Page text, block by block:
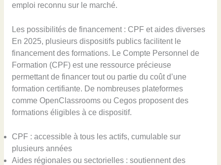
emploi reconnu sur le marché.
Les possibilités de financement : CPF et aides diverses
En 2025, plusieurs dispositifs publics facilitent le
financement des formations. Le Compte Personnel de
Formation (CPF) est une ressource précieuse
permettant de financer tout ou partie du coût d’une
formation certifiante. De nombreuses plateformes
comme OpenClassrooms ou Cegos proposent des
formations éligibles à ce dispositif.
CPF : accessible à tous les actifs, cumulable sur
plusieurs années
Aides régionales ou sectorielles : soutiennent des